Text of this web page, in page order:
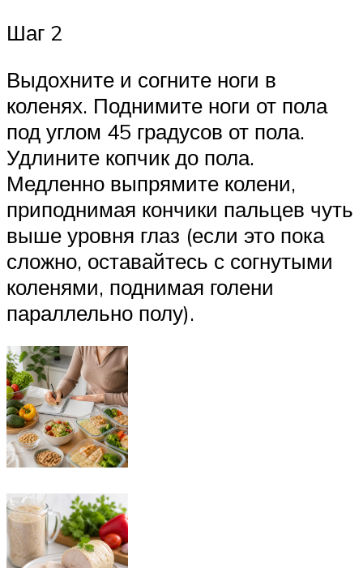
Шаг 2
Выдохните и согните ноги в
коленях. Поднимите ноги от пола
под углом 45 градусов от пола.
Удлините копчик до пола.
Медленно выпрямите колени,
приподнимая кончики пальцев чуть
выше уровня глаз (если это пока
сложно, оставайтесь с согнутыми
коленями, поднимая голени
параллельно полу).